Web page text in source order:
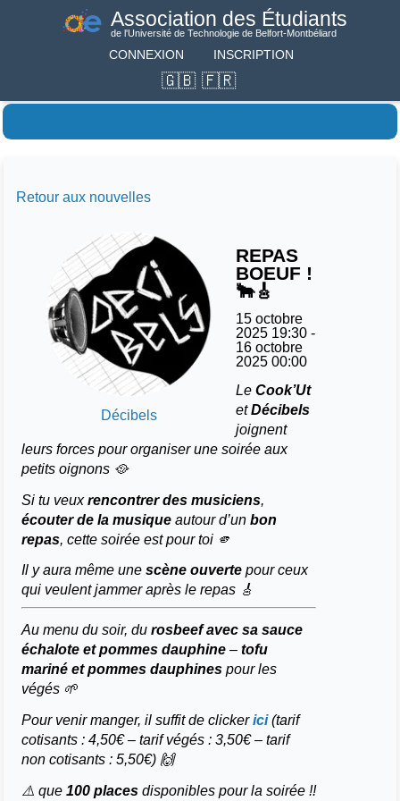
Association des Étudiants
de l'Université de Technologie de Belfort-Montbéliard
CONNEXION INSCRIPTION
Retour aux nouvelles
Décibels
REPAS
BOEUF !
🐂🎸
15 octobre
2025 19:30 -
16 octobre
2025 00:00
LeCook’Ut
etDécibels
joignent
leurs forces pour organiser une soirée aux
petits oignons 🥘
Si tu veuxrencontrer des musiciens,
écouter de la musique autour d’unbon
repas, cette soirée est pour toi 🫵
Il y aura même unescène ouverte pour ceux
qui veulent jammer après le repas 🎸
Au menu du soir, durosbeef avec sa sauce
échalote et pommes dauphine –tofu
mariné et pommes dauphines pour les
végés 🌱
Pour venir manger, il suffit de clickerici(tarif
cotisants : 4,50€ – tarif végés : 3,50€ – tarif
non cotisants : 5,50€) 🙌
⚠️ que100 places disponibles pour la soirée !!